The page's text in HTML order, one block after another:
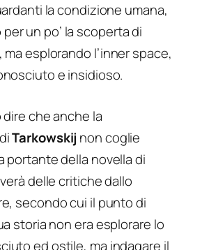
la condizione umana,
un po’ la scoperta di
esplorando l’inner space,
e insidioso.
che anche la
Tarkowskij non coglie
portante della novella di
delle critiche dallo
secondo cui il punto di
storia non era esplorare lo
ed ostile, ma indagare il